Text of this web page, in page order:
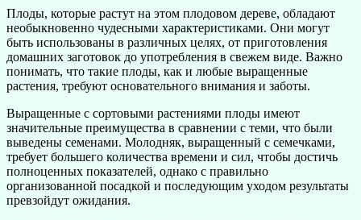
Плоды, которые растут на этом плодовом дереве, обладают
необыкновенно чудесными характеристиками. Они могут
быть использованы в различных целях, от приготовления
домашних заготовок до употребления в свежем виде. Важно
понимать, что такие плоды, как и любые выращенные
растения, требуют основательного внимания и заботы.
Выращенные с сортовыми растениями плоды имеют
значительные преимущества в сравнении с теми, что были
выведены семенами. Молодняк, выращенный с семечками,
требует большего количества времени и сил, чтобы достичь
полноценных показателей, однако с правильно
организованной посадкой и последующим уходом результаты
превзойдут ожидания.